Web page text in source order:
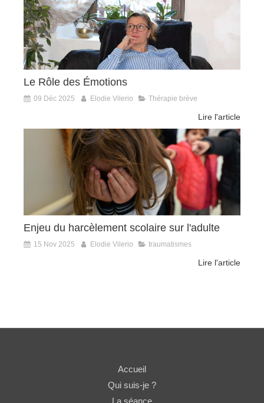
Le Rôle des Émotions
09 Déc 2025 Elodie Vilerio Thérapie brève
Lire l'article
Enjeu du harcèlement scolaire sur l'adulte
15 Nov 2025 Elodie Vilerio traumatismes
Lire l'article
Accueil
Qui suis-je ?
La séance